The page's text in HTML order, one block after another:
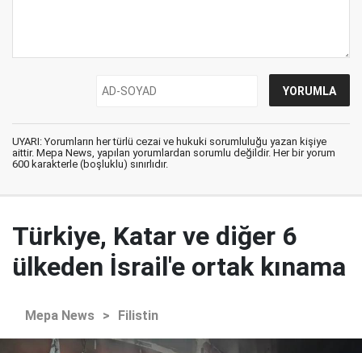
UYARI: Yorumların her türlü cezai ve hukuki sorumluluğu yazan kişiye
aittir. Mepa News, yapılan yorumlardan sorumlu değildir. Her bir yorum
600 karakterle (boşluklu) sınırlıdır.
Türkiye, Katar ve diğer 6
ülkeden İsrail'e ortak kınama
Mepa News > Filistin